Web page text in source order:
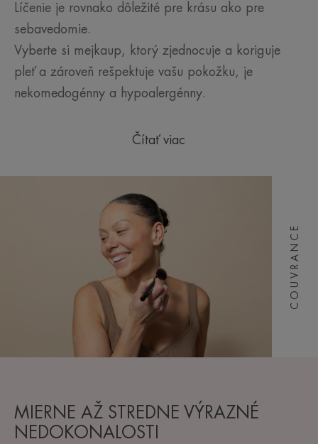
Líčenie je rovnako dôležité pre krásu ako pre
sebavedomie.
Vyberte si mejkaup, ktorý zjednocuje a koriguje
pleť a zároveň rešpektuje vašu pokožku, je
nekomedogénny a hypoalergénny.
Čítať viac
MIERNE AŽ STREDNE VÝRAZNÉ
NEDOKONALOSTI
COUVRANCE